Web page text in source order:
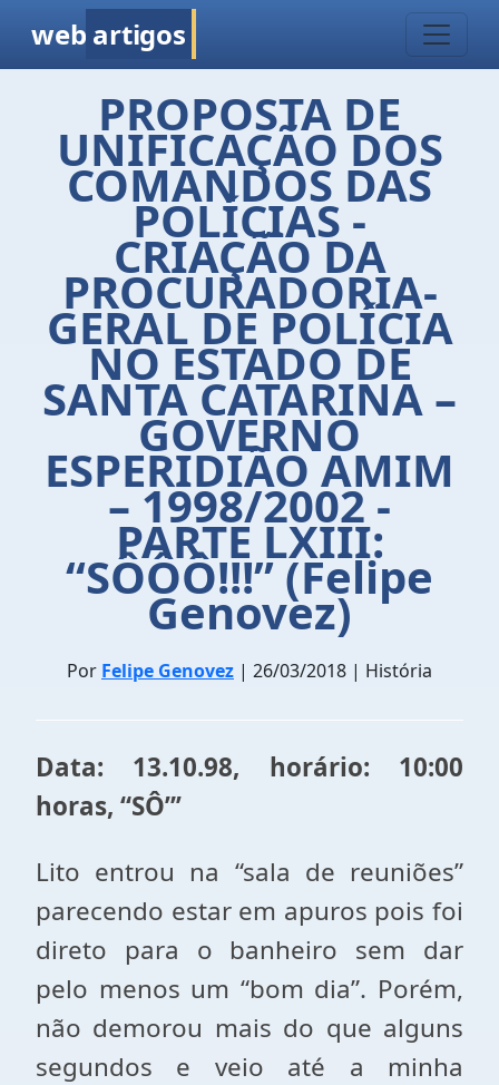
web artigos
PROPOSTA DE
UNIFICAÇÃO DOS
COMANDOS DAS
POLÍCIAS -
CRIAÇÃO DA
PROCURADORIA-
GERAL DE POLÍCIA
NO ESTADO DE
SANTA CATARINA –
GOVERNO
ESPERIDIÃO AMIM
– 1998/2002 -
PARTE LXIII:
“SÔÔÔ!!!” (Felipe
Genovez)
Por Felipe Genovez | 26/03/2018 | História
Data: 13.10.98, horário: 10:00
horas, “SÔ”’
Lito entrou na “sala de reuniões”
parecendo estar em apuros pois foi
direto para o banheiro sem dar
pelo menos um “bom dia”. Porém,
não demorou mais do que alguns
segundos e veio até a minha